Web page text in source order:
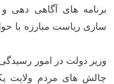
برنامه های آگاهی دهی‌
سازی ریاست مبارزه با
وزیر دولت در امور
چالش های مردم ولایت